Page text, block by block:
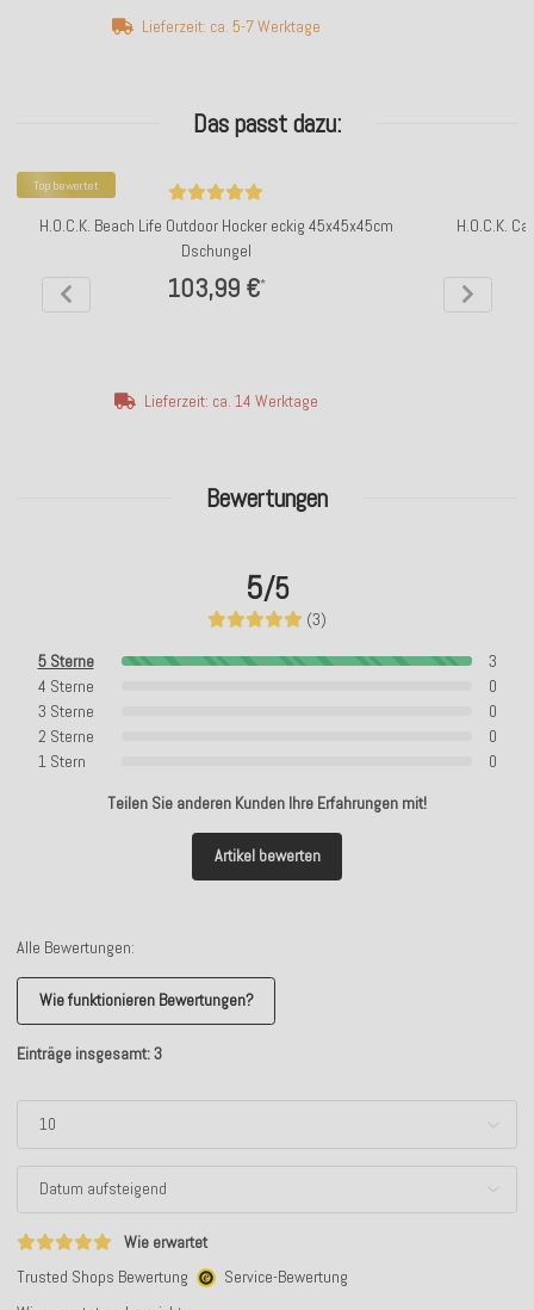
Bewertungen
5/5
(3)
5 Sterne
3
4 Sterne
0
3 Sterne
0
2 Sterne
0
1 Stern
0
Teilen Sie anderen Kunden Ihre Erfahrungen mit!
Artikel bewerten
Alle Bewertungen:
Wie funktionieren Bewertungen?
Einträge insgesamt: 3
Wie erwartet
Trusted Shops Bewertung
Service-Bewertung
Lieferzeit: ca. 5-7 Werktage
Das passt dazu:
Top bewertet
H.O.C.K. Beach Life Outdoor Hocker eckig 45x45x45cm
Dschungel
103,99 €*
Lieferzeit: ca. 14 Werktage
H.O.C.K.